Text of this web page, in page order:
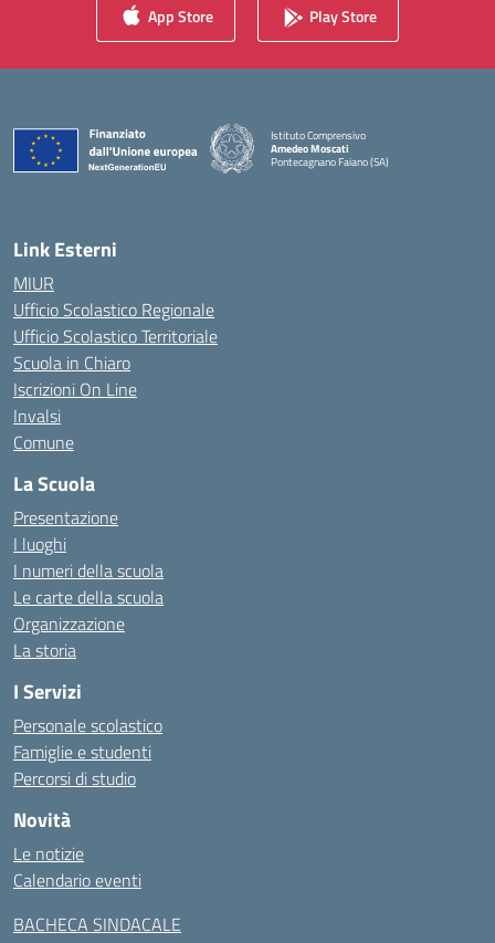
App Store Play Store
Istituto Comprensivo
Amedeo Moscati
Pontecagnano Faiano (SA)
— Visita la pagina iniziale della scuola
Link Esterni
MIUR
Ufficio Scolastico Regionale
Ufficio Scolastico Territoriale
Scuola in Chiaro
Iscrizioni On Line
Invalsi
Comune
La Scuola
Presentazione
I luoghi
I numeri della scuola
Le carte della scuola
Organizzazione
La storia
I Servizi
Personale scolastico
Famiglie e studenti
Percorsi di studio
Novità
Le notizie
Calendario eventi
BACHECA SINDACALE